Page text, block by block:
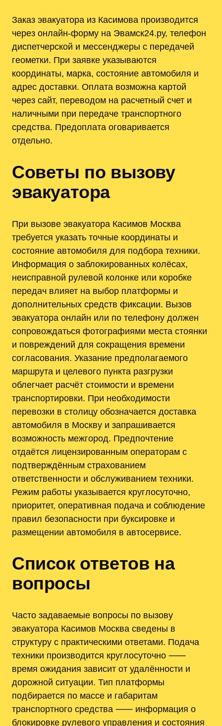
Заказ эвакуатора из Касимова производится
через онлайн-форму на Эвамск24.ру, телефон
диспетчерской и мессенджеры с передачей
геометки. При заявке указываются
координаты, марка, состояние автомобиля и
адрес доставки. Оплата возможна картой
через сайт, переводом на расчетный счет и
наличными при передаче транспортного
средства. Предоплата оговаривается
отдельно.
Советы по вызову
эвакуатора
При вызове эвакуатора Касимов Москва
требуется указать точные координаты и
состояние автомобиля для подбора техники.
Информация о заблокированных колёсах,
неисправной рулевой колонке или коробке
передач влияет на выбор платформы и
дополнительных средств фиксации. Вызов
эвакуатора онлайн или по телефону должен
сопровождаться фотографиями места стоянки
и повреждений для сокращения времени
согласования. Указание предполагаемого
маршрута и целевого пункта разгрузки
облегчает расчёт стоимости и времени
транспортировки. При необходимости
перевозки в столицу обозначается доставка
автомобиля в Москву и запрашивается
возможность межгород. Предпочтение
отдаётся лицензированным операторам с
подтверждённым страхованием
ответственности и обслуживанием техники.
Режим работы указывается круглосуточно,
приоритет, оперативная подача и соблюдение
правил безопасности при буксировке и
размещении автомобиля в автосервисе.
Список ответов на
вопросы
Часто задаваемые вопросы по вызову
эвакуатора Касимов Москва сведены в
структуру с практическими ответами. Подача
техники производится круглосуточно ⸺
время ожидания зависит от удалённости и
дорожной ситуации. Тип платформы
подбирается по массе и габаритам
транспортного средства ⸺ информация о
блокировке рулевого управления и состояния